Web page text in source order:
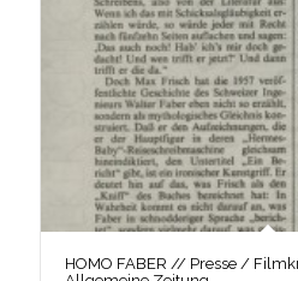
HOMO FABER // Presse /